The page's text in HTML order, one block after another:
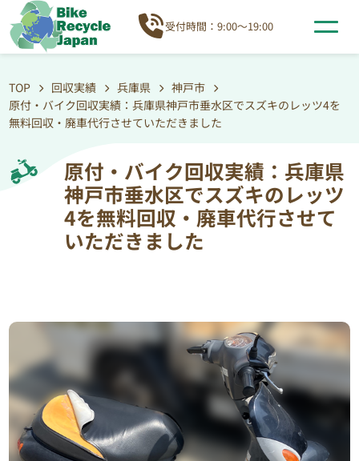
受付時間：9:00～19:00
TOP 回収実績 兵庫県
神戸市
原付・バイク回収実績：兵庫県神戸市垂水区でスズキのレッツ4を
無料回収・廃車代行させていただきました
原付・バイク回収実績：兵庫県
神戸市垂水区でスズキのレッツ
4を無料回収・廃車代行させて
いただきました